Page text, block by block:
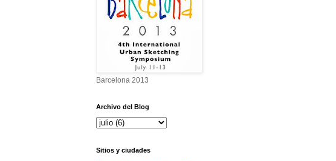
Barcelona 2013
Archivo del Blog
Sitios y ciudades